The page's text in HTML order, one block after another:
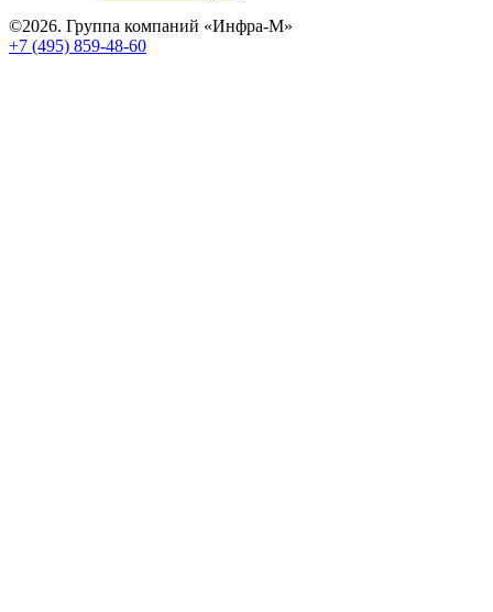
©2026. Группа компаний «Инфра-М»
+7 (495) 859-48-60